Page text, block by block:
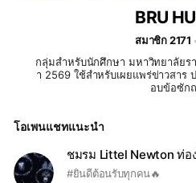
BRU
สมาชิก 2171
กลุ่มสำหรับนักศึกษา มหาวิทยาลัยร
า 2569 ใช้สำหรับเผยแพร่ข่าวสาร
อบข้อซัก
โอเพนแชทแนะนำ
ชมรม Littel Newton ท่อ
#ยินดีต้อนรับทุกคน🔥